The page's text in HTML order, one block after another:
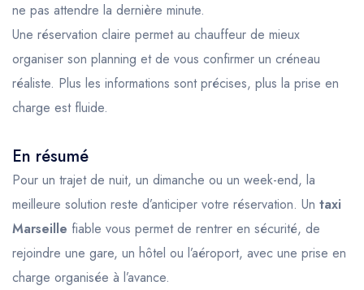
ne pas attendre la dernière minute.
Une réservation claire permet au chauffeur de mieux
organiser son planning et de vous confirmer un créneau
réaliste. Plus les informations sont précises, plus la prise en
charge est fluide.
En résumé
Pour un trajet de nuit, un dimanche ou un week-end, la
meilleure solution reste d’anticiper votre réservation. Un taxi
Marseille fiable vous permet de rentrer en sécurité, de
rejoindre une gare, un hôtel ou l’aéroport, avec une prise en
charge organisée à l’avance.